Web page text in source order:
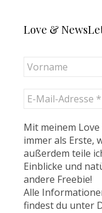
Love &
Mit meinem
immer als Erste,
außerdem teile
Einblicke und
andere Freebie!
Alle
findest du unter